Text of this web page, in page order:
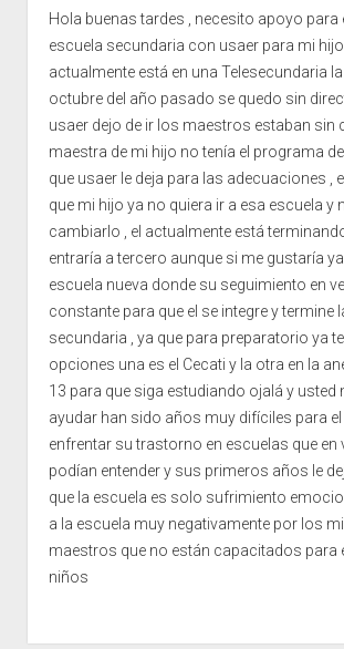
Hola buenas tardes , necesito apoyo para
escuela secundaria con usaer para mi hijo
actualmente está en una Telesecundaria
octubre del año pasado se quedo sin
usaer dejo de ir los maestros estaban sin
maestra de mi hijo no tenía el programa
que usaer le deja para las adecuaciones ,
que mi hijo ya no quiera ir a esa escuela y
cambiarlo , el actualmente está
entraría a tercero aunque si me gustaría
escuela nueva donde su seguimiento en
constante para que el se integre y termine
secundaria , ya que para preparatorio ya
opciones una es el Cecati y la otra en la
13 para que siga estudiando ojalá y usted
ayudar han sido años muy difíciles para
enfrentar su trastorno en escuelas que en
podían entender y sus primeros años le
que la escuela es solo sufrimiento
a la escuela muy negativamente por los
maestros que no están capacitados para
niños